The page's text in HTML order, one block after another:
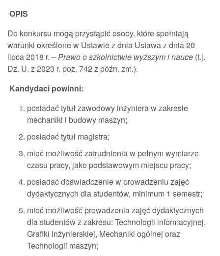
OPIS
Do konkursu mogą przystąpić osoby, które spełniają
warunki określone w Ustawie z dnia Ustawa z dnia 20
lipca 2018 r. –Prawo o szkolnictwie wyższym i nauce (t.j.
Dz. U. z 2023 r. poz. 742 z późn. zm.).
Kandydaci powinni:
posiadać tytuł zawodowy inżyniera w zakresie
mechaniki i budowy maszyn;
posiadać tytuł magistra;
mieć możliwość zatrudnienia w pełnym wymiarze
czasu pracy, jako podstawowym miejscu pracy;
posiadać doświadczenie w prowadzeniu zajęć
dydaktycznych dla studentów, minimum 1 semestr;
mieć możliwość prowadzenia zajęć dydaktycznych
dla studentów z zakresu: Technologii informacyjnej,
Grafiki inżynierskiej, Mechaniki ogólnej oraz
Technologii maszyn;